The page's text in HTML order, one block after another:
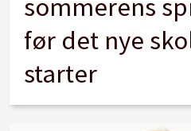
sommerens
før det nye
starter